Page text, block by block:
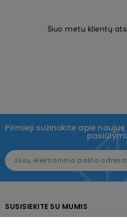
Šiuo metu klientų
Pirmieji sužinokite apie
SUSISIEKITE SU MUMIS